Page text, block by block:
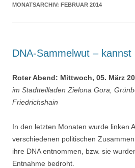
MONATSARCHIV: FEBRUAR 2014
DNA-Sammelwut – kannst
Roter Abend: Mittwoch, 05. März
im Stadtteilladen Zielona Gora,
Friedrichshain
In den letzten Monaten wurde linken
verschiedenen politischen
ihre DNA entnommen, bzw. sie
Entnahme bedroht.